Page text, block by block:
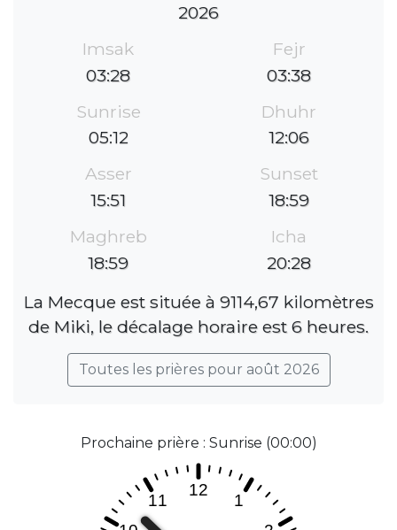
2026
Imsak
03:28
Fejr
03:38
Sunrise
05:12
Dhuhr
12:06
Asser
15:51
Sunset
18:59
Maghreb
18:59
Icha
20:28
La Mecque est située à 9114,67 kilomètres
de Miki, le décalage horaire est 6 heures.
Toutes les prières pour août 2026
Prochaine prière : Sunrise (00:00)